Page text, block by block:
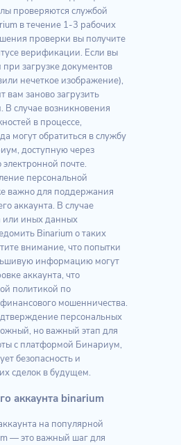
проверяются службой
в течение 1-3 рабочих
проверки вы получите
верификации. Если вы
загрузке документов
нечеткое изображение),
вам заново загрузить
В случае возникновения
в процессе,
могут обратиться в службу
доступную через
почте.
персональной
важно для поддержания
аккаунта. В случае
или иных данных
Binarium о таких
внимание, что попытки
информацию могут
аккаунта, что
политикой по
мошенничества.
персональных
но важный этап для
с платформой Бинариум,
безопасность и
сделок в будущем.
аккаунта binarium
на популярной
— это важный шаг для